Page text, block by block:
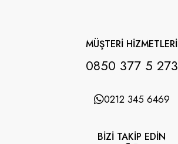
MÜŞTERİ HİZMETLERİ
0850 377 5 273
0212 345 6469
BİZİ TAKİP EDİN